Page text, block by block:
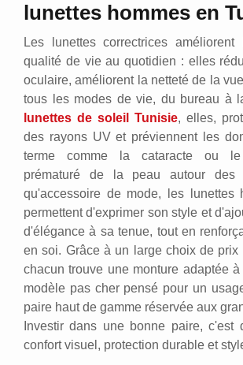
lunettes hommes en
Les lunettes correctrices
qualité de vie au quotidien : elles
oculaire, améliorent la netteté de la
tous les modes de vie, du bureau à
lunettes de soleil Tunisie, elles,
des rayons UV et préviennent les
terme comme la cataracte ou le
prématuré de la peau autour des
qu'accessoire de mode, les lunettes
permettent d'exprimer son style et
d'élégance à sa tenue, tout en
en soi. Grâce à un large choix de prix
chacun trouve une monture adaptée
modèle pas cher pensé pour un
paire haut de gamme réservée aux
Investir dans une bonne paire, c'est
confort visuel, protection durable et